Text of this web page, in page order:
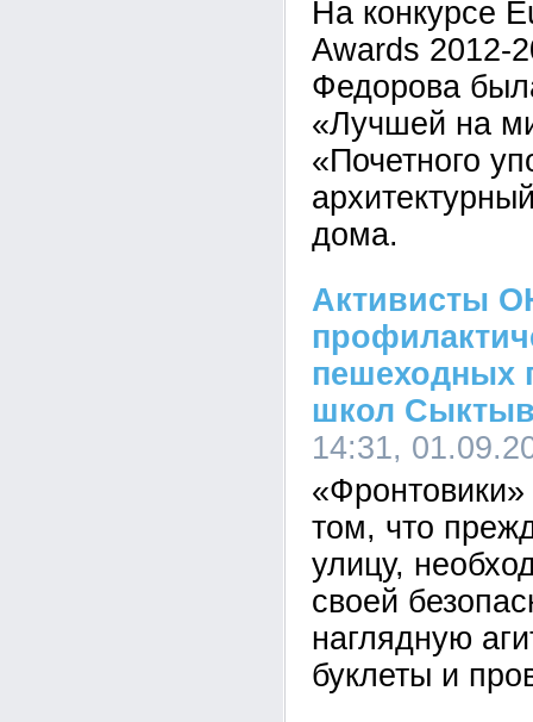
На конкурсе
Awards 2012-
Федорова
«Лучшей на
«Почетного
дома.
Активисты
пешеходных
школ
14:31,
том, что
улицу,
своей
наглядную
буклеты и